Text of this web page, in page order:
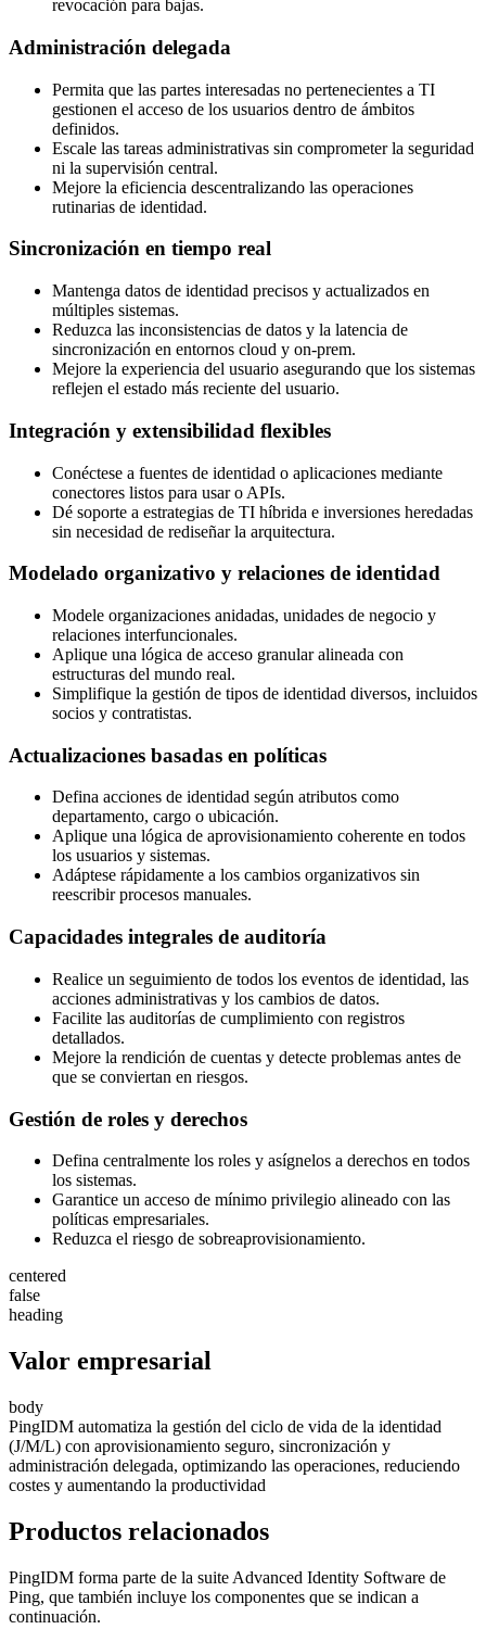
revocación para bajas.
Administración delegada
Permita que las partes interesadas no pertenecientes a TI
gestionen el acceso de los usuarios dentro de ámbitos
definidos.
Escale las tareas administrativas sin comprometer la seguridad
ni la supervisión central.
Mejore la eficiencia descentralizando las operaciones
rutinarias de identidad.
Sincronización en tiempo real
Mantenga datos de identidad precisos y actualizados en
múltiples sistemas.
Reduzca las inconsistencias de datos y la latencia de
sincronización en entornos cloud y on-prem.
Mejore la experiencia del usuario asegurando que los sistemas
reflejen el estado más reciente del usuario.
Integración y extensibilidad flexibles
Conéctese a fuentes de identidad o aplicaciones mediante
conectores listos para usar o APIs.
Dé soporte a estrategias de TI híbrida e inversiones heredadas
sin necesidad de rediseñar la arquitectura.
Modelado organizativo y relaciones de identidad
Modele organizaciones anidadas, unidades de negocio y
relaciones interfuncionales.
Aplique una lógica de acceso granular alineada con
estructuras del mundo real.
Simplifique la gestión de tipos de identidad diversos, incluidos
socios y contratistas.
Actualizaciones basadas en políticas
Defina acciones de identidad según atributos como
departamento, cargo o ubicación.
Aplique una lógica de aprovisionamiento coherente en todos
los usuarios y sistemas.
Adáptese rápidamente a los cambios organizativos sin
reescribir procesos manuales.
Capacidades integrales de auditoría
Realice un seguimiento de todos los eventos de identidad, las
acciones administrativas y los cambios de datos.
Facilite las auditorías de cumplimiento con registros
detallados.
Mejore la rendición de cuentas y detecte problemas antes de
que se conviertan en riesgos.
Gestión de roles y derechos
Defina centralmente los roles y asígnelos a derechos en todos
los sistemas.
Garantice un acceso de mínimo privilegio alineado con las
políticas empresariales.
Reduzca el riesgo de sobreaprovisionamiento.
centered
false
heading
Valor empresarial
body
PingIDM automatiza la gestión del ciclo de vida de la identidad
(J/M/L) con aprovisionamiento seguro, sincronización y
administración delegada, optimizando las operaciones, reduciendo
costes y aumentando la productividad
Productos relacionados
PingIDM forma parte de la suite Advanced Identity Software de
Ping, que también incluye los componentes que se indican a
continuación.